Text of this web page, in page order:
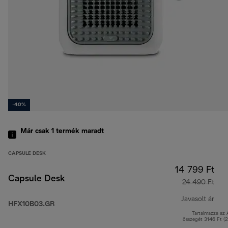
-40%
Már csak 1 termék maradt
CAPSULE DESK
Capsule Desk
HFX10B03.GR
14 799 Ft
24 490 Ft
Javasolt ár
Tartalmazza az
összegét 3146 Ft